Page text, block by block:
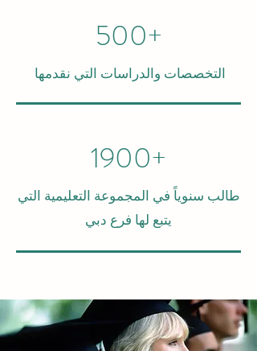
+500
التخصصات والدراسات التي نقدمها
+1900
طالب سنوياً في المجموعة التعليمية التي
يتبع لها فرع دبي